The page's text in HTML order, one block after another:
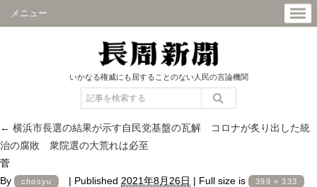
メニュー
いかなる権威にも屈することのない人民の言論機関
← 横浜市長選の結果が示す自民党基盤の瓦解 コロナが炙り出した統
治の腐敗 衆院選の大荒れは必至
菅
By
chosyu | Published 2021年8月26日 | Full size is 399 × 333